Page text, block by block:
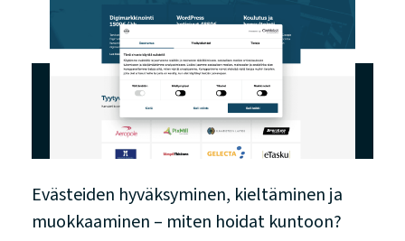
Evästeiden hyväksyminen, kieltäminen ja
muokkaaminen – miten hoidat kuntoon?